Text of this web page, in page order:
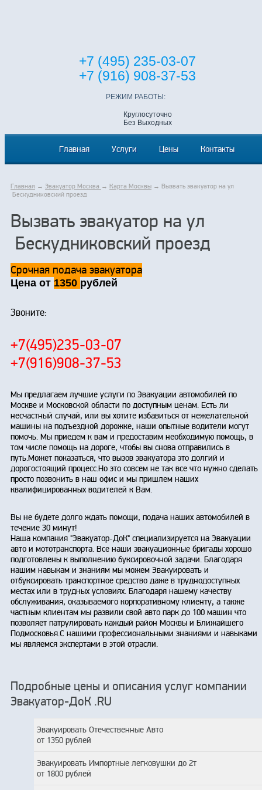
+7 (495) 235-03-07
+7 (916) 908-37-53
РЕЖИМ РАБОТЫ:
Круглосуточно
Без Выходных
Главная Услуги Цены Контакты
Главная → Эвакуатор Москва → Карта Москвы → Вызвать эвакуатор на ул
Бескудниковский проезд
Вызвать эвакуатор на ул
Бескудниковский проезд
Срочная подача эвакуатора
Цена от 1350 рублей
Звоните:
+7(495)235-03-07
+7(916)908-37-53
Мы предлагаем лучшие услуги по Эвакуации автомобилей по
Москве и Московской области по доступным ценам. Есть ли
несчастный случай, или вы хотите избавиться от нежелательной
машины на подъездной дорожке, наши опытные водители могут
помочь. Мы приедем к вам и предоставим необходимую помощь, в
том числе помощь на дороге, чтобы вы снова отправились в
путь.Может показаться, что вызов эвакуатора это долгий и
дорогостоящий процесс.Но это совсем не так все что нужно сделать
просто позвонить в наш офис и мы пришлем наших
квалифицированных водителей к Вам.
Вы не будете долго ждать помощи, подача наших автомобилей в
течение 30 минут!
Наша компания "Эвакуатор-ДоК" специализируется на Эвакуации
авто и мототранспорта. Все наши эвакуационные бригады хорошо
подготовлены к выполнению буксировочной задачи. Благодаря
нашим навыкам и знаниям мы можем Эвакуировать и
отбуксировать транспортное средство даже в труднодоступных
местах или в трудных условиях. Благодаря нашему качеству
обслуживания, оказываемого корпоративному клиенту, а также
частным клиентам мы развили свой авто парк до 100 машин что
позволяет патрулировать каждый район Москвы и Ближайшего
Подмосковья.С нашими профессиональными знаниями и навыками
мы являемся экспертами в этой отрасли.
Подробные цены и описания услуг компании
Эвакуатор-ДоК .RU
Эвакуировать Отечественные Авто
от 1350 рублей
Эвакуировать Импортные легковушки до 2т
от 1800 рублей